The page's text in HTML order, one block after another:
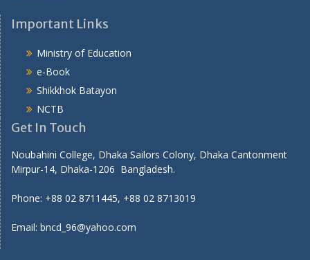
Important Links
Ministry of Education
e-Book
Shikkhok Batayon
NCTB
Get In Touch
Noubahini College, Dhaka Sailors Colony, Dhaka Cantonment
Mirpur-14, Dhaka-1206 Bangladesh.
Phone: +88 02 8711445, +88 02 8713019
Email: bncd_96@yahoo.com